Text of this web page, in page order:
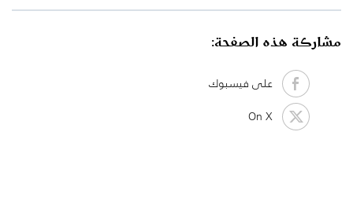
مشاركة هذه الصفحة:
على فيسبوك